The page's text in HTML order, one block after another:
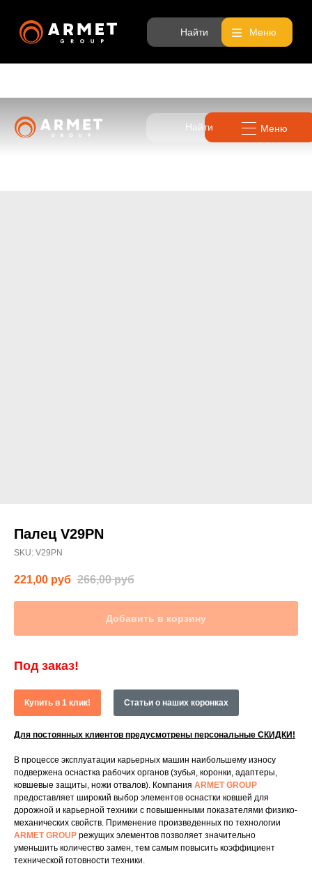
Найти
Палец V29PN
SKU: V29PN
221,00 руб 266,00 руб
Добавить в корзину
Под заказ!
Купить в 1 клик! Статьи о наших коронках
Для постоянных клиентов предусмотрены персональные СКИДКИ!
В процессе эксплуатации карьерных машин наибольшему износу
подвержена оснастка рабочих органов (зубья, коронки, адаптеры,
ковшевые защиты, ножи отвалов). Компания ARMET GROUP
предоставляет широкий выбор элементов оснастки ковшей для
дорожной и карьерной техники с повышенными показателями физико-
механических свойств. Применение произведенных по технологии
ARMET GROUP режущих элементов позволяет значительно
уменьшить количество замен, тем самым повысить коэффициент
технической готовности техники.